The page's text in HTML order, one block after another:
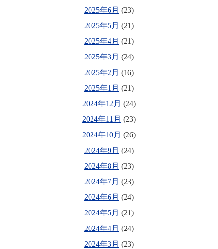
2025年6月 (23)
2025年5月 (21)
2025年4月 (21)
2025年3月 (24)
2025年2月 (16)
2025年1月 (21)
2024年12月 (24)
2024年11月 (23)
2024年10月 (26)
2024年9月 (24)
2024年8月 (23)
2024年7月 (23)
2024年6月 (24)
2024年5月 (21)
2024年4月 (24)
2024年3月 (23)